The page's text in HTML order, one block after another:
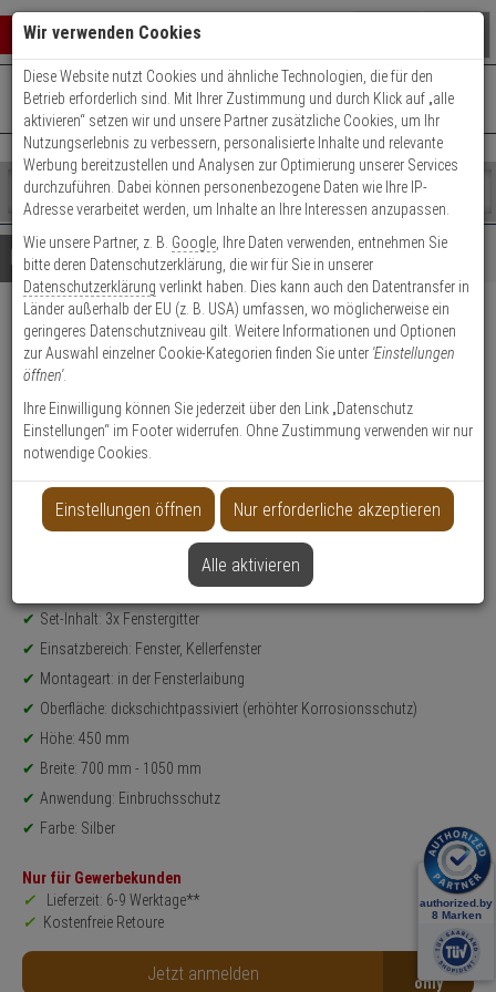
Warenkorb schließen
0 ARTIKEL IM WARENKORB
Ihr Warenkorb ist momentan leer.
Ergebnisse ()
Fertig
Shop
durchsuchen
Bitte
geben
Sie
mindestens
Zeichen
ein,
um
Suche
Es
wurde
noch
Kategorien
Suche
gestartet
+49 (0)821 899 493-0Mo. - Do.: 8:00 - 16:30 | Fr.: 8:00 - 14:00 Uhr
Kontaktservice nutzen
Details Beratung
3er Set Abus FGI7450
Fenstergitter 700-1050x450mm
1
FENSTERGITTER-SET - Modell: FGI
Set-Inhalt: 3x Fenstergitter
Einsatzbereich: Fenster, Kellerfenster
Montageart: in der Fensterlaibung
Oberfläche: dickschichtpassiviert (erhöhter Korrosionsschutz)
Höhe: 450 mm
Breite: 700 mm - 1050 mm
Anwendung: Einbruchsschutz
Farbe: Silber
Nur für Gewerbekunden
Lieferzeit: 6-9 Werktage**
Kostenfreie Retoure
Jetzt anmelden B2B
Wir verwenden Cookies
Diese Website nutzt Cookies und ähnliche Technologien, die für den
Betrieb erforderlich sind. Mit Ihrer Zustimmung und durch Klick auf „alle
aktivieren“ setzen wir und unsere Partner zusätzliche Cookies, um Ihr
Nutzungserlebnis zu verbessern, personalisierte Inhalte und relevante
Werbung bereitzustellen und Analysen zur Optimierung unserer Services
durchzuführen. Dabei können personenbezogene Daten wie Ihre IP-
Adresse verarbeitet werden, um Inhalte an Ihre Interessen anzupassen.
Wie unsere Partner, z. B. Google , Ihre Daten verwenden, entnehmen Sie
bitte deren Datenschutzerklärung, die wir für Sie in unserer
Datenschutzerklärung verlinkt haben. Dies kann auch den Datentransfer in
Länder außerhalb der EU (z. B. USA) umfassen, wo möglicherweise ein
geringeres Datenschutzniveau gilt. Weitere Informationen und Optionen
zur Auswahl einzelner Cookie-Kategorien finden Sie unter 'Einstellungen
öffnen'.
Ihre Einwilligung können Sie jederzeit über den Link „Datenschutz
Einstellungen“ im Footer widerrufen. Ohne Zustimmung verwenden wir nur
notwendige Cookies.
Einstellungen öffnen Nur erforderliche akzeptieren
Alle aktivieren